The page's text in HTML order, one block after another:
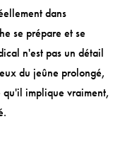
dans
se prépare et se
n'est pas un détail
du jeûne prolongé,
implique vraiment,